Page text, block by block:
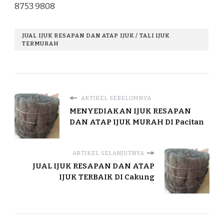
8753 9808
JUAL IJUK RESAPAN DAN ATAP IJUK / TALI IJUK
TERMURAH
ARTIKEL SEBELUMNYA
MENYEDIAKAN IJUK RESAPAN
DAN ATAP IJUK MURAH DI Pacitan
ARTIKEL SELANJUTNYA
JUAL IJUK RESAPAN DAN ATAP
IJUK TERBAIK DI Cakung